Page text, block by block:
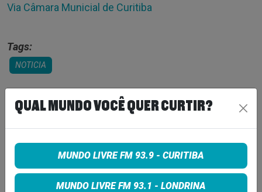
Via Câmara Municial de Curitiba
Tags:
NOTICIA
COMPARTILHE
Share on Facebook
Share on Twitter
QUAL MUNDO VOCÊ QUER CURTIR?
MUNDO LIVRE FM 93.9 - CURITIBA
MUNDO LIVRE FM 93.1 - LONDRINA